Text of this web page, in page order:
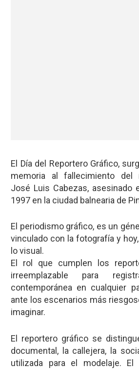
El Día del Reportero Gráfico,
memoria al fallecimiento del
José Luis Cabezas, asesinado
1997 en la ciudad balnearia de
El periodismo gráfico, es un
vinculado con la fotografía y
lo visual.
El rol que cumplen los
irreemplazable para
contemporánea en cualquier
ante los escenarios más
imaginar.
El reportero gráfico se
documental, la callejera, la
utilizada para el modelaje. El